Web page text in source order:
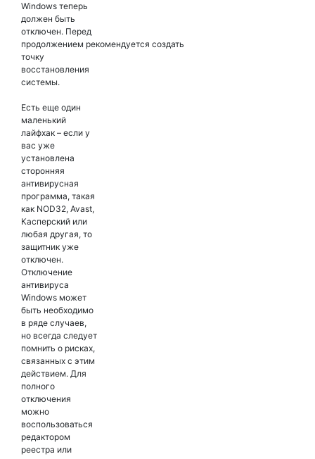
Windows теперь
должен быть
отключен. Перед
продолжением рекомендуется создать
точку
восстановления
системы.
Есть еще один
маленький
лайфхак – если у
вас уже
установлена
сторонняя
антивирусная
программа, такая
как NOD32, Avast,
Касперский или
любая другая, то
защитник уже
отключен.
Отключение
антивируса
Windows может
быть необходимо
в ряде случаев,
но всегда следует
помнить о рисках,
связанных с этим
действием. Для
полного
отключения
можно
воспользоваться
редактором
реестра или